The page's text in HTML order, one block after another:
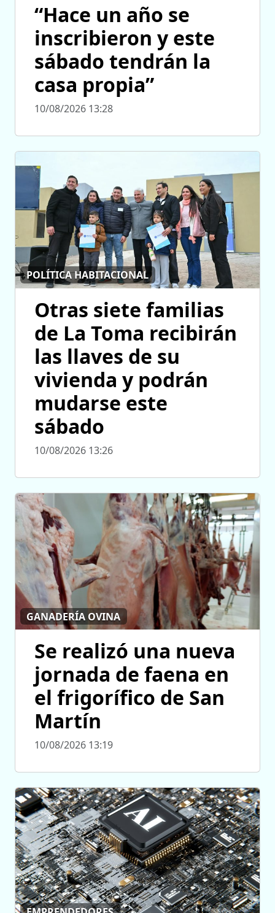
“Hace un año se
inscribieron y este
sábado tendrán la
casa propia”
10/08/2026 13:28
POLÍTICA HABITACIONAL
Otras siete familias
de La Toma recibirán
las llaves de su
vivienda y podrán
mudarse este
sábado
10/08/2026 13:26
GANADERÍA OVINA
Se realizó una nueva
jornada de faena en
el frigorífico de San
Martín
10/08/2026 13:19